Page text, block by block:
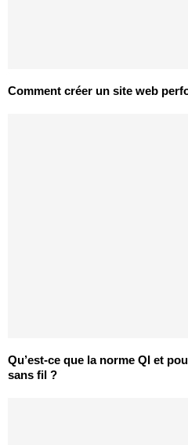
Comment créer un site web
Qu’est-ce que la norme QI et
sans fil ?